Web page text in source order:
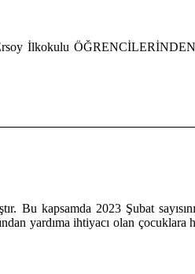
İlkokulu
Bu kapsamda 2023 Şubat
yardıma ihtiyacı olan